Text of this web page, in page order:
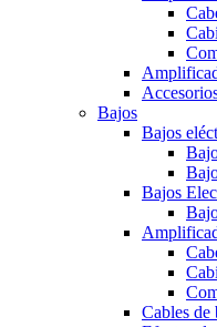
Bajos
Bajos
Bajos
Cables de